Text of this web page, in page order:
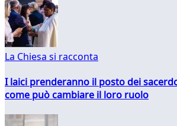
La Chiesa si racconta
I laici prenderanno il posto dei
come può cambiare il loro ruolo